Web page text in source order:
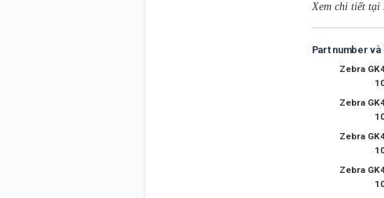
Xem chi tiết tại
Part number
Zebra
Zebra
Zebra
Zebra